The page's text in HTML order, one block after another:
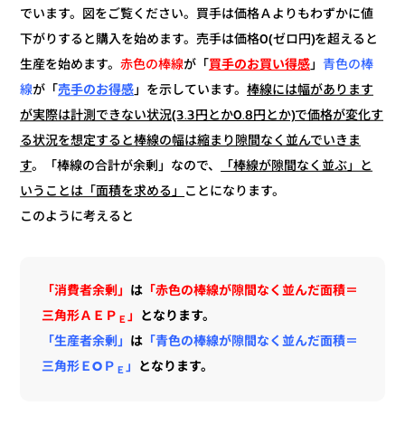
でいます。図をご覧ください。買手は価格Ａよりもわずかに値
下がりすると購入を始めます。売手は価格0(ゼロ円)を超えると
生産を始めます。赤色の棒線が「買手のお買い得感」青色の棒
線が「売手のお得感」を示しています。棒線には幅があります
が実際は計測できない状況(3.3円とか0.8円とか)で価格が変化す
る状況を想定すると棒線の幅は縮まり隙間なく並んでいきま
す。「棒線の合計が余剰」なので、 「棒線が隙間なく並ぶ」と
いうことは「面積を求める」 ことになります。
このように考えると
「消費者余剰」 は 「赤色の棒線が隙間なく並んだ面積＝
三角形ＡＥＰ Ｅ」 となります。
「生産者余剰」 は 「青色の棒線が隙間なく並んだ面積＝
三角形ＥOＰ Ｅ」 となります。